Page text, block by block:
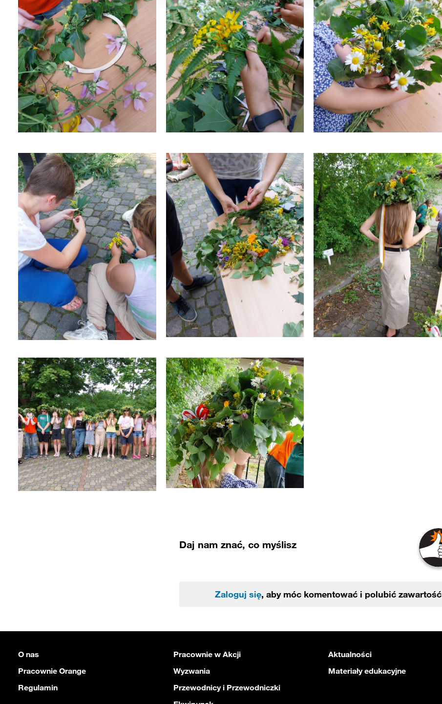
Daj nam znać, co myślisz
Zaloguj się, aby móc komentować i polubić zawartość
O nas
Pracownie Orange
Regulamin
Pracownie w Akcji
Wyzwania
Przewodnicy i Przewodniczki
Aktualności
Materiały edukacyjne